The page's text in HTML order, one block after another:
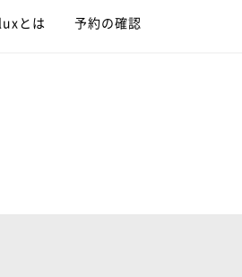
とは 予約の確認